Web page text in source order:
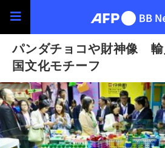
パンダチョコや財神像 輸
国文化モチーフ